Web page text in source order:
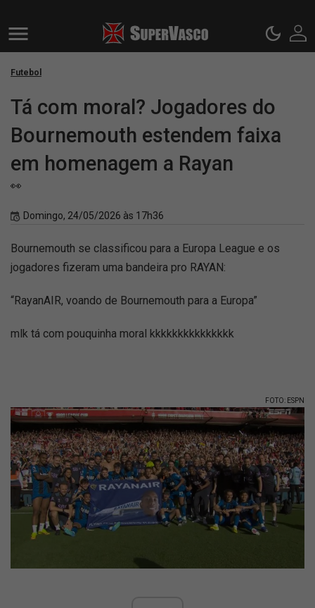
Futebol
Tá com moral? Jogadores do
Bournemouth estendem faixa
em homenagem a Rayan
👀
Domingo, 24/05/2026 às 17h36
Bournemouth se classificou para a Europa League e os
jogadores fizeram uma bandeira pro RAYAN:
“RayanAIR, voando de Bournemouth para a Europa”
mlk tá com pouquinha moral kkkkkkkkkkkkkkk
FOTO: ESPN